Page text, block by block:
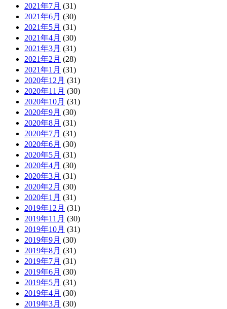
2021年7月 (31)
2021年6月 (30)
2021年5月 (31)
2021年4月 (30)
2021年3月 (31)
2021年2月 (28)
2021年1月 (31)
2020年12月 (31)
2020年11月 (30)
2020年10月 (31)
2020年9月 (30)
2020年8月 (31)
2020年7月 (31)
2020年6月 (30)
2020年5月 (31)
2020年4月 (30)
2020年3月 (31)
2020年2月 (30)
2020年1月 (31)
2019年12月 (31)
2019年11月 (30)
2019年10月 (31)
2019年9月 (30)
2019年8月 (31)
2019年7月 (31)
2019年6月 (30)
2019年5月 (31)
2019年4月 (30)
2019年3月 (30)